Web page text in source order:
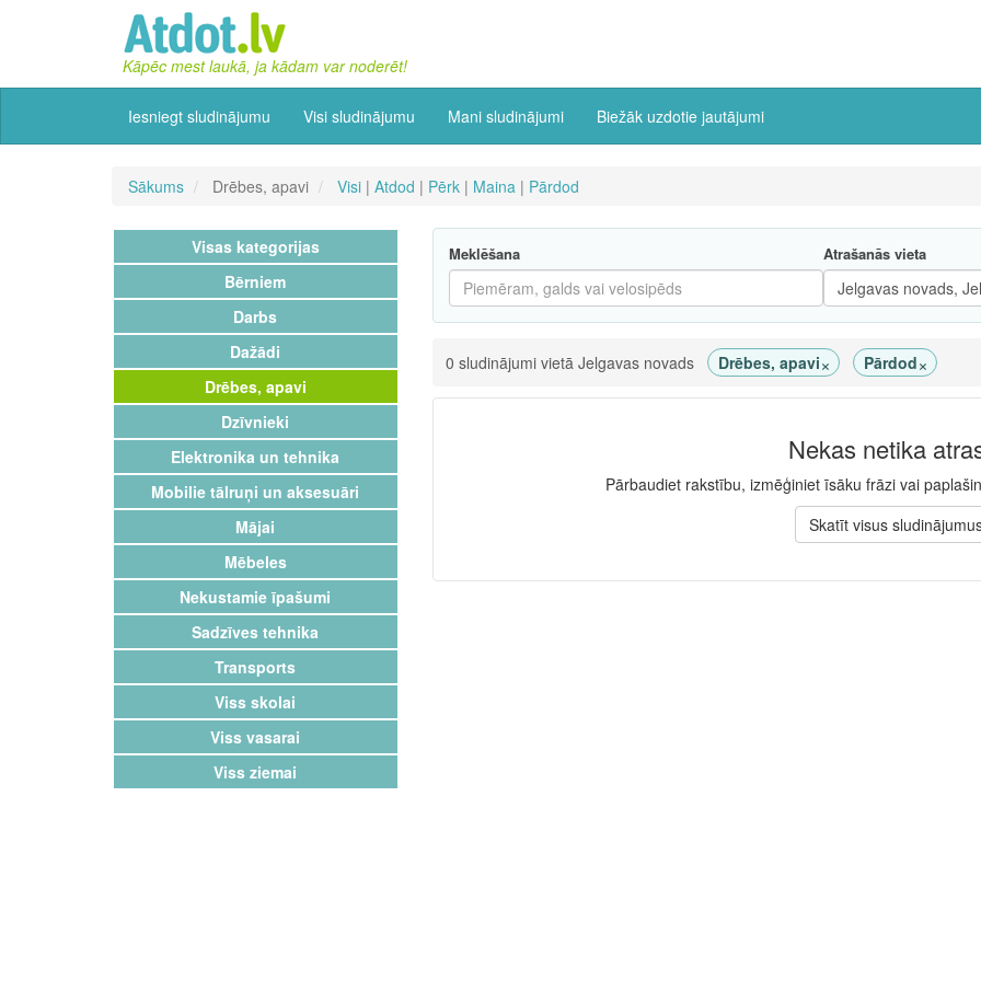
Kāpēc mest laukā, ja kādam var noderēt!
Iesniegt sludinājumu Visi sludinājumu Mani sludinājumi Biežāk uzdotie jautājumi
Sākums Drēbes, apavi Visi | Atdod | Pērk | Maina | Pārdod
Visas kategorijas
Bērniem
Darbs
Dažādi
Drēbes, apavi
Dzīvnieki
Elektronika un tehnika
Mobilie tālruņi un aksesuāri
Mājai
Mēbeles
Nekustamie īpašumi
Sadzīves tehnika
Transports
Viss skolai
Viss vasarai
Viss ziemai
Meklēšana Atrašanās vieta
0 sludinājumi vietā Jelgavas novads Drēbes, apavi× Pārdod×
Nekas netika
Pārbaudiet rakstību, izmēģiniet īsāku frāzi vai
Skatīt visus